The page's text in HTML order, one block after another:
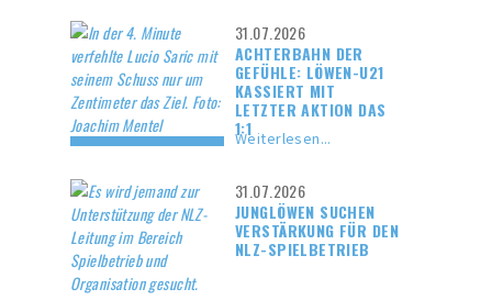
31.07.2026
ACHTERBAHN DER
GEFÜHLE: LÖWEN-U21
KASSIERT MIT
LETZTER AKTION DAS
1:1
Weiterlesen...
31.07.2026
JUNGLÖWEN SUCHEN
VERSTÄRKUNG FÜR DEN
NLZ-SPIELBETRIEB